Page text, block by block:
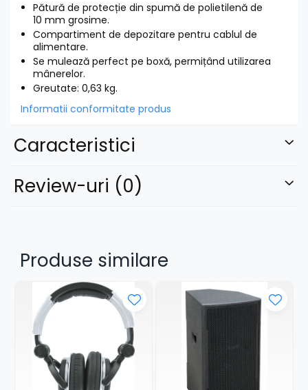
Pătură de protecție din spumă de polietilenă de
10 mm grosime.
Compartiment de depozitare pentru cablul de
alimentare.
Se mulează perfect pe boxă, permițând utilizarea
mânerelor.
Greutate: 0,63 kg.
Informatii conformitate produs
Caracteristici
Review-uri (0)
Produse similare